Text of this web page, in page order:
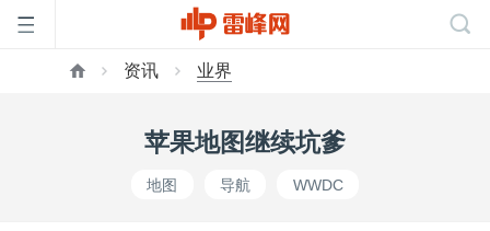
资讯 业界
苹果地图继续坑爹
地图 导航 WWDC